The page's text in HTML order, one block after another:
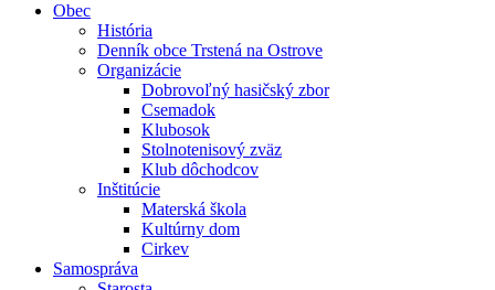
Obec
História
Denník obce Trstená na Ostrove
Organizácie
Dobrovoľný hasičský zbor
Csemadok
Klubosok
Stolnotenisový zväz
Klub dôchodcov
Inštitúcie
Materská škola
Kultúrny dom
Cirkev
Samospráva